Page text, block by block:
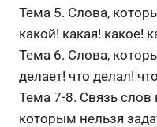
Тема 5. Слова,
какой! какая! какое!
Тема 6. Слова,
делает! что делал!
Тема 7-8. Связь
которым нельзя